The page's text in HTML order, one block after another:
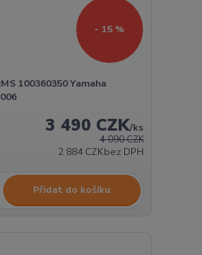
- 15 %
100360350 Yamaha
4 090 CZK
3 490 CZK/ks
2 884 CZKbez DPH
Přidat do košíku